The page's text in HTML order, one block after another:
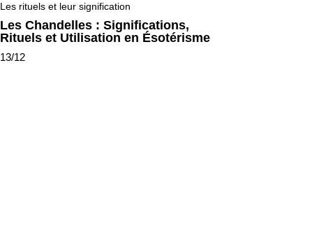
Les rituels et leur signification
Les Chandelles : Significations,
Rituels et Utilisation en Ésotérisme
13/12